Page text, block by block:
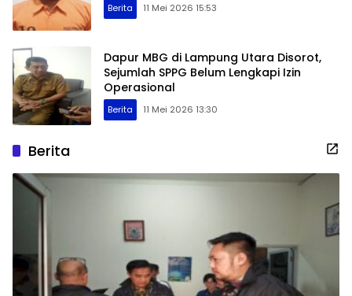
Berita 11 Mei 2026 15:53
Dapur MBG di Lampung Utara Disorot,
Sejumlah SPPG Belum Lengkapi Izin
Operasional
Berita 11 Mei 2026 13:30
Berita